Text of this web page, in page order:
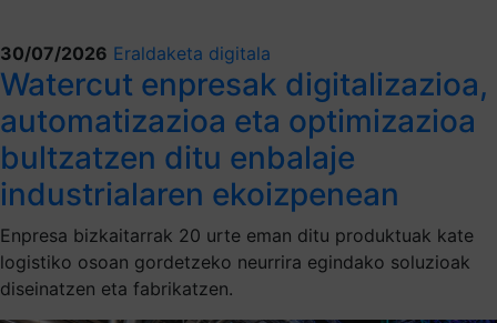
30/07/2026 Eraldaketa digitala
Watercut enpresak digitalizazioa,
automatizazioa eta optimizazioa
bultzatzen ditu enbalaje
industrialaren ekoizpenean
Enpresa bizkaitarrak 20 urte eman ditu produktuak kate
logistiko osoan gordetzeko neurrira egindako soluzioak
diseinatzen eta fabrikatzen.